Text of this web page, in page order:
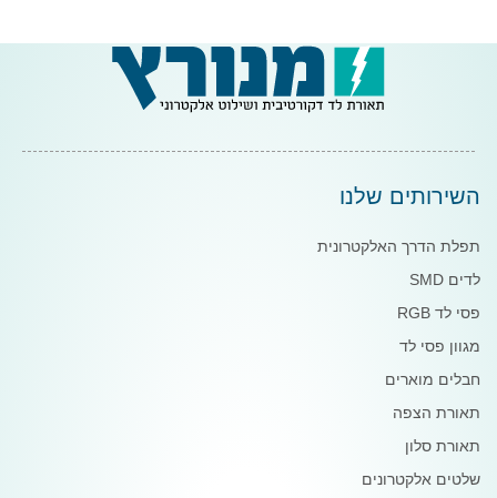
השירותים שלנו
תפלת הדרך האלקטרונית
לדים SMD
פסי לד RGB
מגוון פסי לד
חבלים מוארים
תאורת הצפה
תאורת סלון
שלטים אלקטרונים